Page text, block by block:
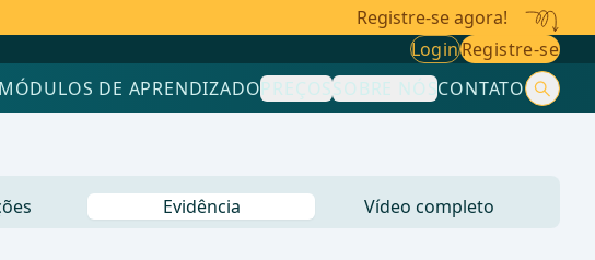
Registre-se agora!
LoginRegistre-se
MÓDULOS DE APRENDIZADOPREÇOSSOBRE NÓSCONTATO
Evidência Vídeo completo